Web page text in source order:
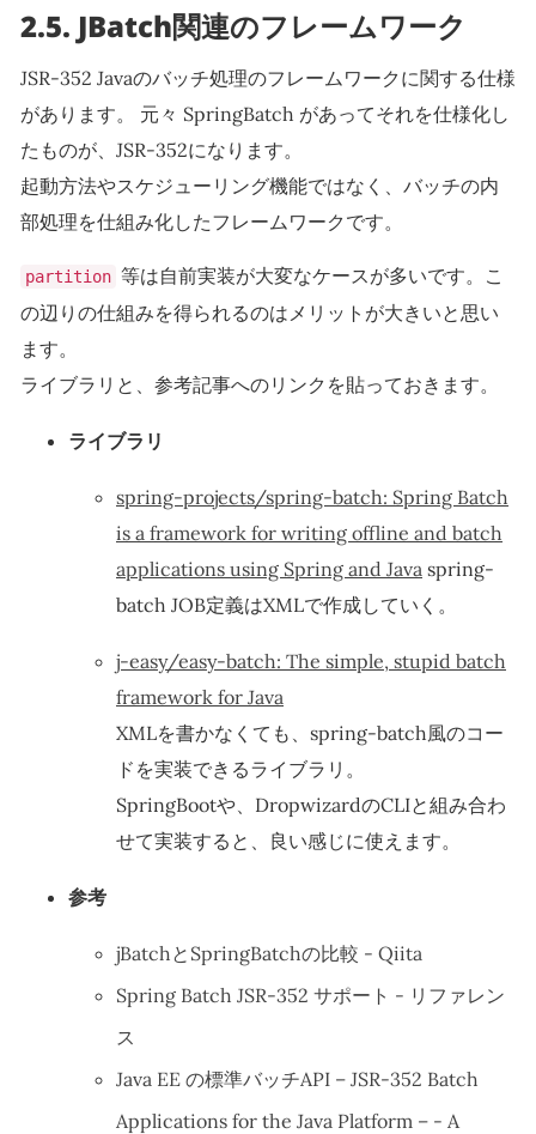
2.5. JBatch関連のフレームワーク
JSR-352 Javaのバッチ処理のフレームワークに関する仕様
があります。 元々 SpringBatch があってそれを仕様化し
たものが、JSR-352になります。
起動方法やスケジューリング機能ではなく、バッチの内
部処理を仕組み化したフレームワークです。
partition 等は自前実装が大変なケースが多いです。こ
の辺りの仕組みを得られるのはメリットが大きいと思い
ます。
ライブラリと、参考記事へのリンクを貼っておきます。
ライブラリ
spring-projects/spring-batch: Spring Batch
is a framework for writing offline and batch
applications using Spring and Java spring-
batch JOB定義はXMLで作成していく。
j-easy/easy-batch: The simple, stupid batch
framework for Java
XMLを書かなくても、spring-batch風のコー
ドを実装できるライブラリ。
SpringBootや、DropwizardのCLIと組み合わ
せて実装すると、良い感じに使えます。
参考
jBatchとSpringBatchの比較 - Qiita
Spring Batch JSR-352 サポート - リファレン
ス
Java EE の標準バッチAPI – JSR-352 Batch
Applications for the Java Platform – - A